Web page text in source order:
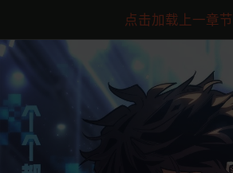
点击加载上一章节